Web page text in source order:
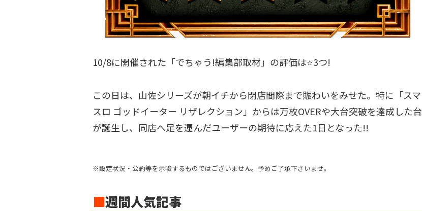
10/8に開催された「でちゃう!編集部取材」の評価は⭐️3つ!
この日は、山佐シリーズが朝イチから閉店間際まで賑わいをみせた。特に「スマ
スロ ゴッドイーター リザレクション」からは万枚OVERや大台突破を達成した台
が誕生し、同店へ足を運んだユーザーの期待に応えた1日となった!!
※設定状況・公約等を示唆するものではございません。予めご了承下さいませ。
■週間人気記事